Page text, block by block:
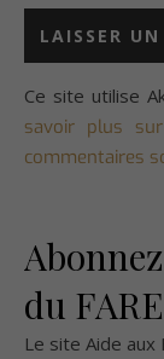
Ce site utilise
savoir plus
commentaires
du
Le site Aide